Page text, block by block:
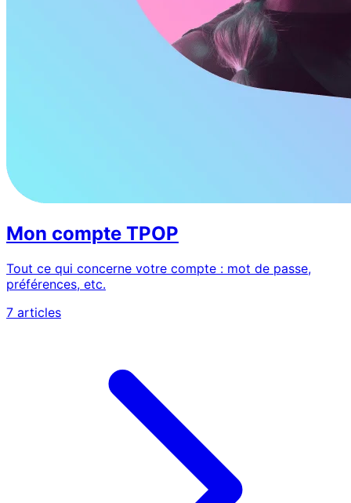
Mon compte TPOP
Tout ce qui concerne votre compte : mot de passe,
préférences, etc.
7 articles